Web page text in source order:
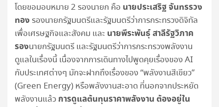
โดยขอมอบหมาย 2 รองนายก คือ นายประเสริฐ จันทรรวง
ทอง รองนายกรัฐมนตรีและรัฐมนตรีว่าการกระทรวงดิจิทัล
เพื่อเศรษฐกิจและสังคม และ นายพีระพันธุ์ สาลีรัฐวิภาค
รองนายกรัฐมนตรี และรัฐมนตรีว่าการกระทรวงพลังงาน
ดูแลในเรื่องนี้ เนื่องจากการเดินทางไปพูดคุยเรื่องของ AI
กับประเทศต่างๆ มักจะฝากถึงเรื่องของ “พลังงานสีเขียว”
(Green Energy) หรือพลังงานสะอาด ที่นอกจากประหยัด
พลังงานแล้ว การดูแลต้นทุนราคาพลังงาน ต้องอยู่ใน